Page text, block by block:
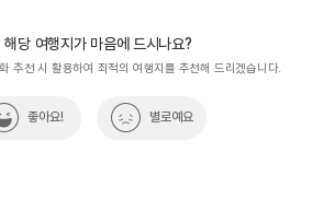
해당 여행지가 마음에 드시나요?
추천 시 활용하여 최적의 여행지를 추천해 드리겠습니다.
좋아요! 별로예요